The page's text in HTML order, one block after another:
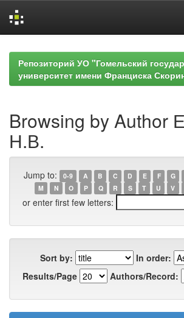
navigationРепозиторий УО "Гомельский
университет имени Франциска
Browsing by Author
Н.В.
Jump to: 0-9 A B C D E F G
M
N O P Q R S T U V
or enter first few letters:
Sort by:
In order:
Results/Page
Authors/Record: